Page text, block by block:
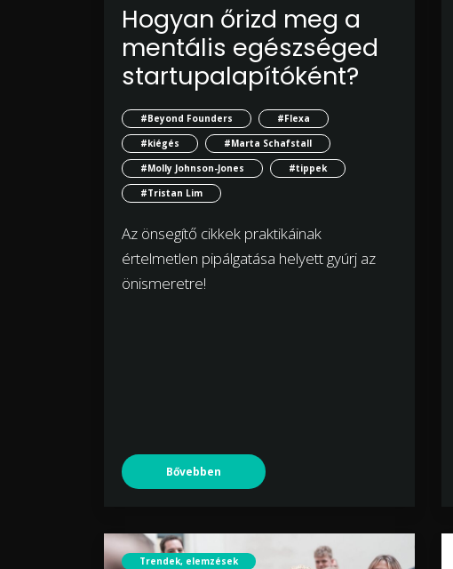
Hogyan őrizd meg a
mentális egészséged
startupalapítóként?
#Beyond Founders
#Flexa
#kiégés
#Marta Schafstall
#Molly Johnson-Jones
#tippek
#Tristan Lim
Az önsegítő cikkek praktikáinak
értelmetlen pipálgatása helyett gyúrj az
önismeretre!
Bővebben
Trendek, elemzések